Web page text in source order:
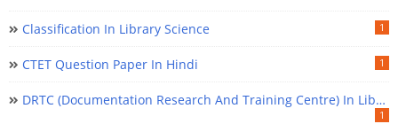
Classification In Library Science 1
CTET Question Paper In Hindi 1
DRTC (Documentation Research And Training Centre) In Library Science
1